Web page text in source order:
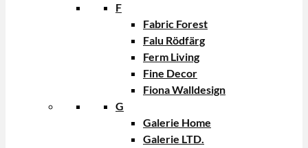
F
Fabric Forest
Falu Rödfärg
Ferm Living
Fine Decor
Fiona Walldesign
G
Galerie Home
Galerie LTD.